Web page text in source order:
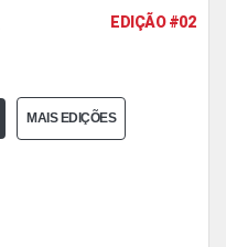
EDIÇÃO #02
MAIS EDIÇÕES